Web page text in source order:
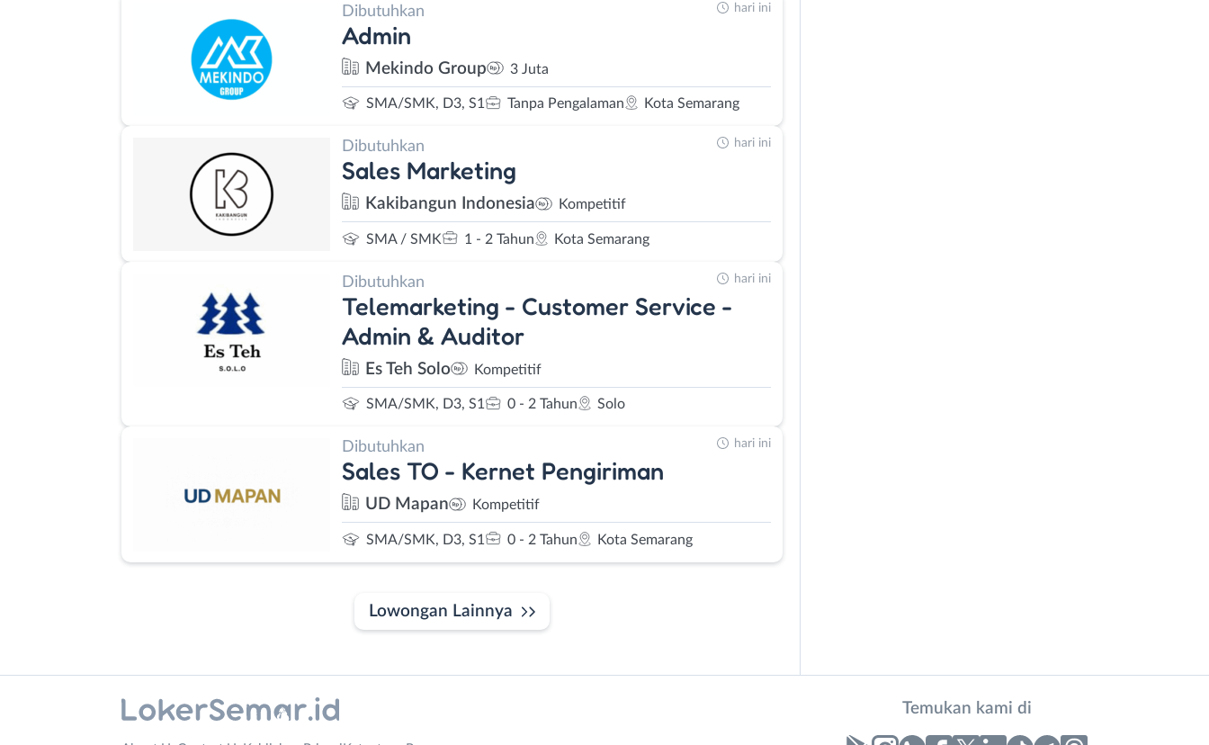
Dibutuhkan
Admin
Mekindo Group 3 Juta
SMA/SMK, D3, S1 Tanpa Pengalaman Kota Semarang
hari ini
Dibutuhkan
Sales Marketing
Kakibangun Indonesia Kompetitif
SMA / SMK 1 - 2 Tahun Kota Semarang
hari ini
Dibutuhkan
Telemarketing - Customer Service -
Admin & Auditor
Es Teh Solo Kompetitif
SMA/SMK, D3, S1 0 - 2 Tahun Solo
hari ini
Dibutuhkan
Sales TO - Kernet Pengiriman
UD Mapan Kompetitif
SMA/SMK, D3, S1 0 - 2 Tahun Kota Semarang
hari ini
Lowongan Lainnya
Temukan kami di